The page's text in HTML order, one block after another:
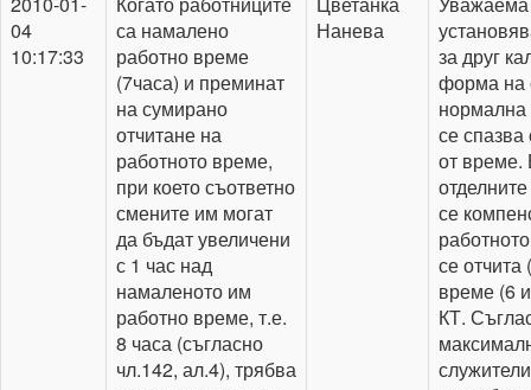
04
10:17:33
са намалено
работно време
(7часа) и преминат
на сумирано
отчитане на
работното време,
при което съответно
смените им могат
да бъдат увеличени
с 1 час над
намаленото им
работно време, т.е.
8 часа (съгласно
чл.142, ал.4), трябва
Нанева
за друг
форма на
нормална
се
от време.
се
се
време (6
КТ.